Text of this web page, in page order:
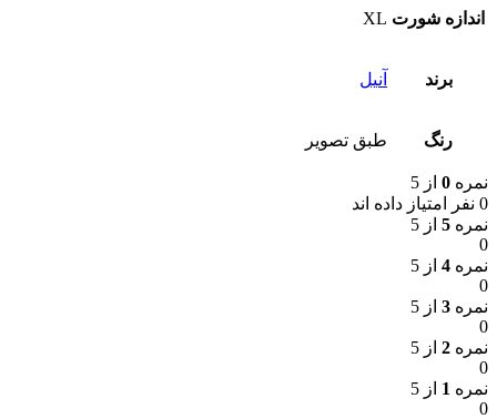
اندازه شورت XL
برند آنیل
رنگ طبق تصویر
نمره 0 از 5
0 نفر امتیاز داده اند
نمره 5 از 5
0
نمره 4 از 5
0
نمره 3 از 5
0
نمره 2 از 5
0
نمره 1 از 5
0